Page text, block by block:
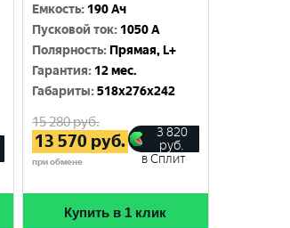
Емкость: 190 Ач
Пусковой ток: 1050 A
Полярность: Прямая, L+
Гарантия: 12 мес.
Габариты:518x276x242
15 280руб.
13 570 руб.
при обмене
3 820
руб.
в Сплит
Купить в 1 клик